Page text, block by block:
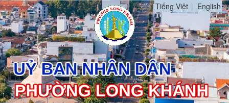
Tiếng Việt English